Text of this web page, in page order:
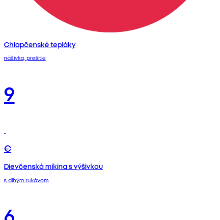
Chlapčenské tepláky
nášivka, prešitie
9
€
Dievčenská mikina s výšivkou
s dlhým rukávom